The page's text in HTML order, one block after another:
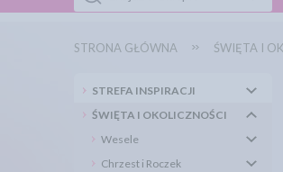
STRONA GŁÓWNA ŚWIĘTA I
STREFA INSPIRACJI
ŚWIĘTA I OKOLICZNOŚCI
Wesele
Chrzest i Roczek